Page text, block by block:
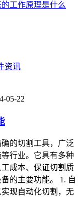
工作原理是什么
资讯
05-22
的切割工具，广泛
行业。它具有多种
成本、保证切割质
的主要功能。 1. 自
现自动化切割，无